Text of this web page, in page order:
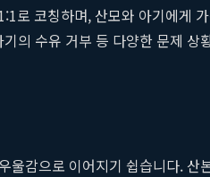
로 코칭하며, 산모와 아기에게
의 수유 거부 등 다양한 문제
감으로 이어지기 쉽습니다.